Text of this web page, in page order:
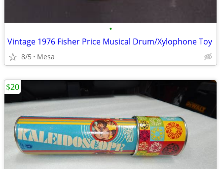
•
Vintage 1976 Fisher Price Musical Drum/Xylophone Toy
8/5 Mesa
$20